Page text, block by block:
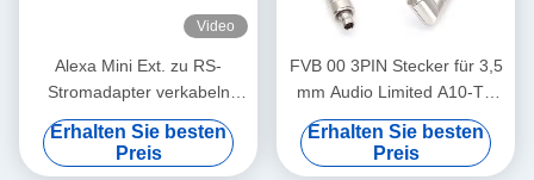
Video
Alexa Mini Ext. zu RS-
Stromadapter verkabeln
Lemo 3 Pin Female To 7 Pin
Male
Erhalten Sie besten
Preis
FVB 00 3PIN Stecker für 3,5
mm Audio Limited A10-TX
Zeitcode Kabel
Erhalten Sie besten
Preis